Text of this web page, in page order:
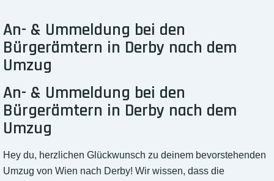
An- & Ummeldung bei den
Bürgerämtern in Derby nach dem
Umzug
An- & Ummeldung bei den
Bürgerämtern in Derby nach dem
Umzug
Hey du, herzlichen Glückwunsch zu deinem bevorstehenden
Umzug von Wien nach Derby! Wir wissen, dass die